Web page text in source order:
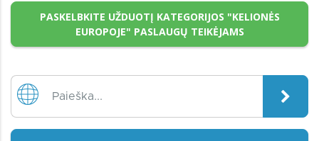
PASKELBKITE UŽDUOTĮ KATEGORIJOS "KELIONĖS
EUROPOJE" PASLAUGŲ TEIKĖJAMS